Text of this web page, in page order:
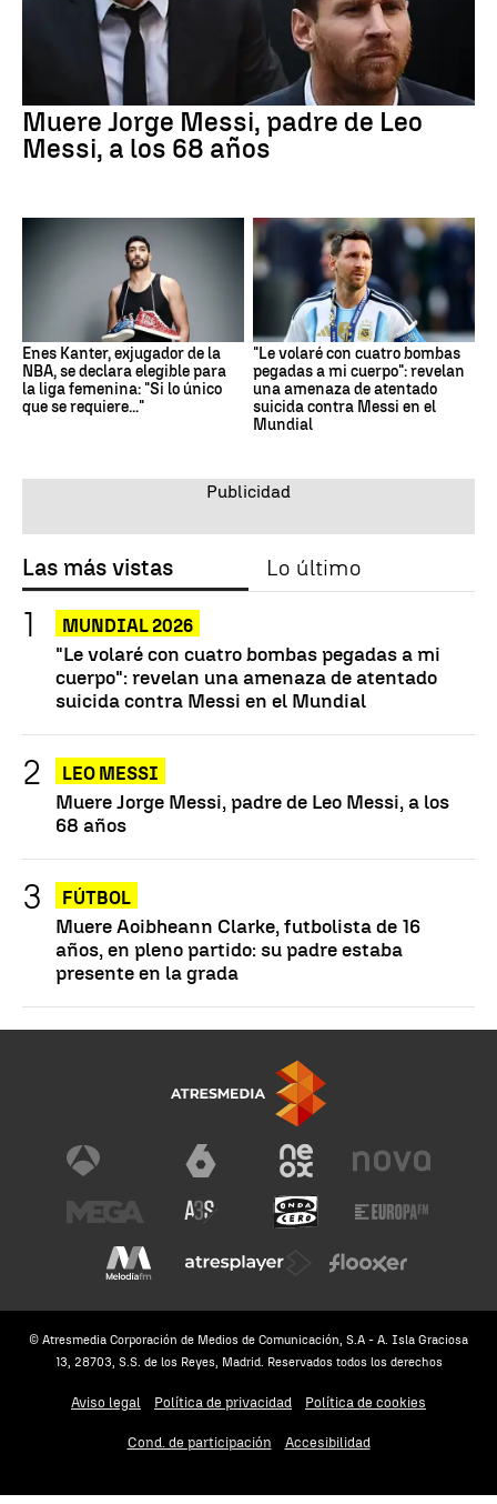
Muere Jorge Messi, padre de Leo
Messi, a los 68 años
Enes Kanter, exjugador de la
NBA, se declara elegible para
la liga femenina: "Si lo único
que se requiere..."
"Le volaré con cuatro bombas
pegadas a mi cuerpo": revelan
una amenaza de atentado
suicida contra Messi en el
Mundial
Las más vistas Lo último
MUNDIAL 2026
"Le volaré con cuatro bombas pegadas a mi
cuerpo": revelan una amenaza de atentado
suicida contra Messi en el Mundial
LEO MESSI
Muere Jorge Messi, padre de Leo Messi, a los
68 años
FÚTBOL
Muere Aoibheann Clarke, futbolista de 16
años, en pleno partido: su padre estaba
presente en la grada
© Atresmedia Corporación de Medios de Comunicación, S.A - A. Isla Graciosa
13, 28703, S.S. de los Reyes, Madrid. Reservados todos los derechos
Aviso legal Política de privacidad Política de cookies
Cond. de participación Accesibilidad